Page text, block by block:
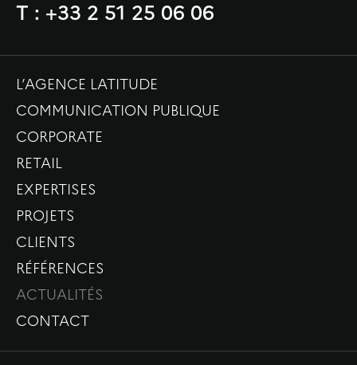
T : +33 2 51 25 06 06
L’AGENCE LATITUDE
COMMUNICATION PUBLIQUE
CORPORATE
RETAIL
EXPERTISES
PROJETS
CLIENTS
RÉFÉRENCES
ACTUALITÉS
CONTACT